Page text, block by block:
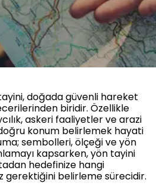
doğada güvenli hareket
biridir. Özellikle
askeri faaliyetler ve arazi
doğru konum belirlemek hayati
sembolleri, ölçeği ve yön
kapsarken, yön tayini
hedefinize hangi
gerektiğini belirleme sürecidir.